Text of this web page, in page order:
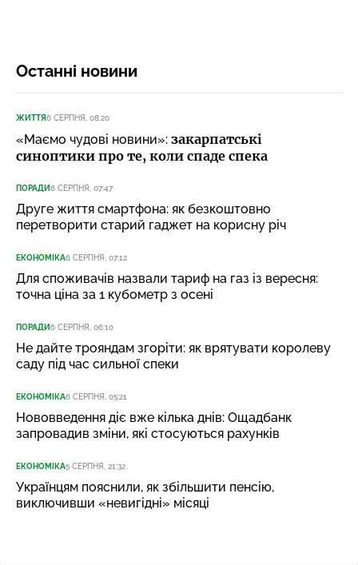
Останні новини
ЖИТТЯ6 СЕРПНЯ, 08:20
«Маємо чудові новини»: закарпатські
синоптики про те, коли спаде спека
ПОРАДИ6 СЕРПНЯ, 07:47
Друге життя смартфона: як безкоштовно
перетворити старий гаджет на корисну річ
ЕКОНОМІКА6 СЕРПНЯ, 07:12
Для споживачів назвали тариф на газ із вересня:
точна ціна за 1 кубометр з осені
ПОРАДИ6 СЕРПНЯ, 06:10
Не дайте трояндам згоріти: як врятувати королеву
саду під час сильної спеки
ЕКОНОМІКА6 СЕРПНЯ, 05:21
Нововведення діє вже кілька днів: Ощадбанк
запровадив зміни, які стосуються рахунків
ЕКОНОМІКА5 СЕРПНЯ, 21:32
Українцям пояснили, як збільшити пенсію,
виключивши «невигідні» місяці